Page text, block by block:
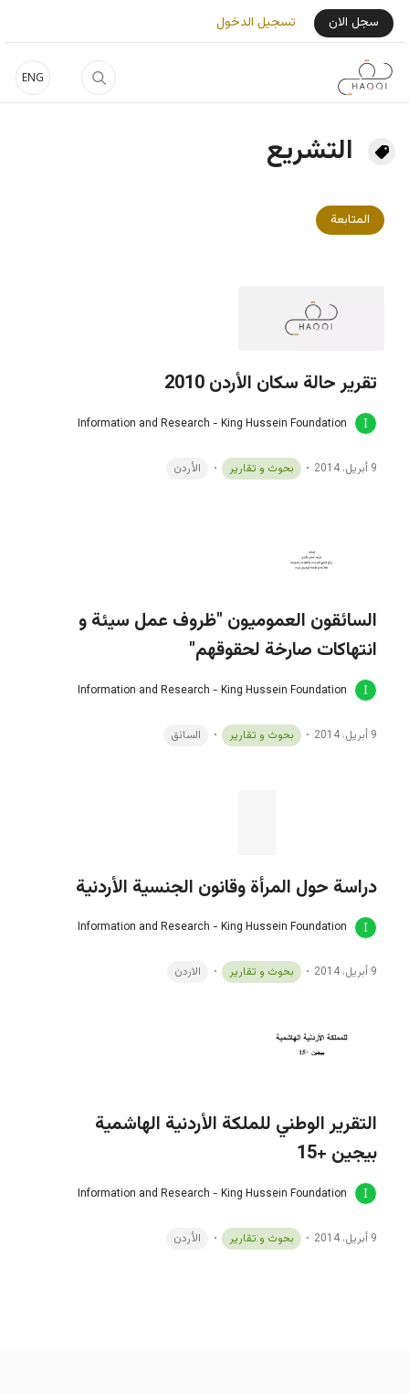
تجاوز إلى المحتوى الرئيسي
ENG
User Login Menu
سجل الان تسجيل الدخول
التشريع
المتابعة
تقرير حالة سكان الأردن 2010
Information and Research - King Hussein Foundation
9 أبريل، 2014 بحوث و تقارير الأردن
السائقون العموميون "ظروف عمل سيئة و
انتهاكات صارخة لحقوقهم"
Information and Research - King Hussein Foundation
9 أبريل، 2014 بحوث و تقارير السائق
دراسة حول المرأة وقانون الجنسية الأردنية
Information and Research - King Hussein Foundation
9 أبريل، 2014 بحوث و تقارير الاردن
التقرير الوطني للملكة الأردنية الهاشمية
بيجين +15
Information and Research - King Hussein Foundation
9 أبريل، 2014 بحوث و تقارير الأردن